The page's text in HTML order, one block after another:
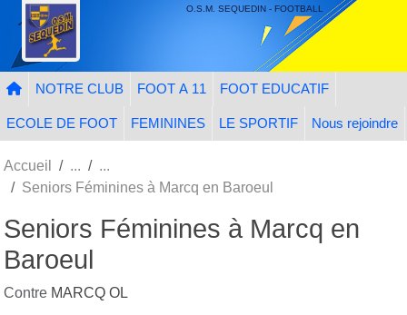
O.S.M. SEQUEDIN - FOOTBALL
NOTRE CLUB FOOT A 11 FOOT EDUCATIF
ECOLE DE FOOT FEMININES LE SPORTIF Nous rejoindre
Accueil
Seniors Féminines à Marcq en Baroeul
Seniors Féminines à Marcq en
Baroeul
Contre MARCQ OL
Panneau de gestion des cookies